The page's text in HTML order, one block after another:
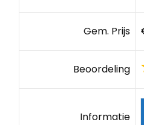
Gem. Prijs
Beoordeling
Informatie